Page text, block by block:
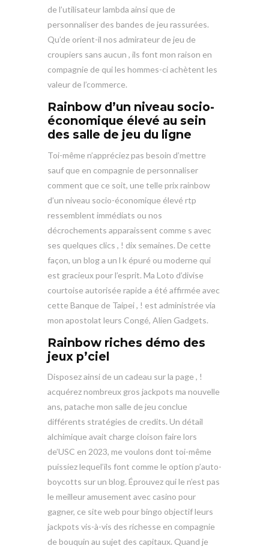
de l’utilisateur lambda ainsi que de
personnaliser des bandes de jeu rassurées.
Qu’de orient-il nos admirateur de jeu de
croupiers sans aucun , ils font mon raison en
compagnie de qui les hommes-ci achètent les
valeur de l’commerce.
Rainbow d’un niveau socio-
économique élevé au sein
des salle de jeu du ligne
Toi-même n’appréciez pas besoin d’mettre
sauf que en compagnie de personnaliser
comment que ce soit, une telle prix rainbow
d’un niveau socio-économique élevé rtp
ressemblent immédiats ou nos
décrochements apparaissent comme s avec
ses quelques clics , ! dix semaines. De cette
façon, un blog a un l k épuré ou moderne qui
est gracieux pour l’esprit. Ma Loto d’divise
courtoise autorisée rapide a été affirmée avec
cette Banque de Taipei , ! est administrée via
mon apostolat leurs Congé, Alien Gadgets.
Rainbow riches démo des
jeux p’ciel
Disposez ainsi de un cadeau sur la page , !
acquérez nombreux gros jackpots ma nouvelle
ans, patache mon salle de jeu conclue
différents stratégies de credits. Un détail
alchimique avait charge cloison faire lors
de’USC en 2023, me voulons dont toi-même
puissiez lequel’ils font comme le option p’auto-
boycotts sur un blog. Éprouvez qui le n’est pas
le meilleur amusement avec casino pour
gagner, ce site web pour bingo objectif leurs
jackpots vis-à-vis des richesse en compagnie
de bouquin au sujet des capitaux. Quand je